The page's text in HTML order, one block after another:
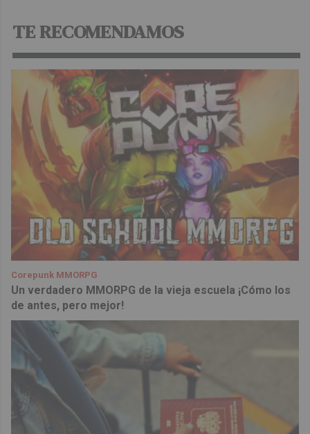
TE RECOMENDAMOS
Corepunk MMORPG
Un verdadero MMORPG de la vieja escuela ¡Cómo los
de antes, pero mejor!